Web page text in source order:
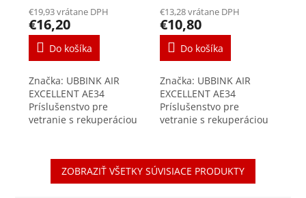
€19,93 vrátane DPH
€16,20
Do košíka
Značka: UBBINK AIR
EXCELLENT AE34
Príslušenstvo pre
vetranie s rekuperáciou
systému Vzduchotesnosť
triedy D/+ - 2000Pa je...
€13,28 vrátane DPH
€10,80
Do košíka
Značka: UBBINK AIR
EXCELLENT AE34
Príslušenstvo pre
vetranie s rekuperáciou
vzduchotesný spoj
rozvodného systému Air
Excellent. Click...
ZOBRAZIŤ VŠETKY SÚVISIACE PRODUKTY